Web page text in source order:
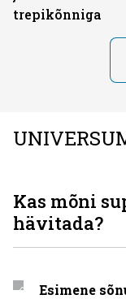
trepikõnniga
Kas mõni
hävitada?
Esimene